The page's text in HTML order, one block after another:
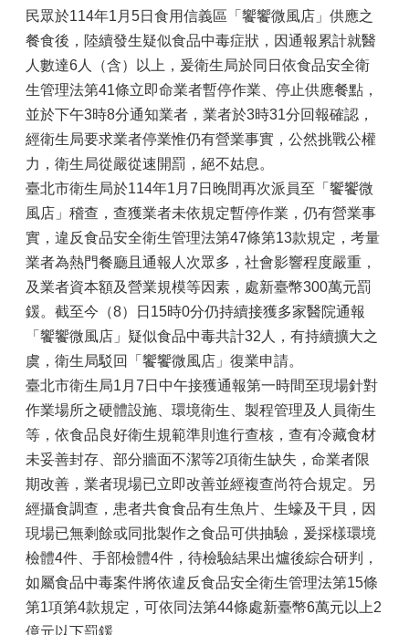
民眾於114年1月5日食用信義區「饗饗微風店」供應之
餐食後，陸續發生疑似食品中毒症狀，因通報累計就醫
人數達6人（含）以上，爰衛生局於同日依食品安全衛
生管理法第41條立即命業者暫停作業、停止供應餐點，
並於下午3時8分通知業者，業者於3時31分回報確認，
經衛生局要求業者停業惟仍有營業事實，公然挑戰公權
力，衛生局從嚴從速開罰，絕不姑息。
臺北市衛生局於114年1月7日晚間再次派員至「饗饗微
風店」稽查，查獲業者未依規定暫停作業，仍有營業事
實，違反食品安全衛生管理法第47條第13款規定，考量
業者為熱門餐廳且通報人次眾多，社會影響程度嚴重，
及業者資本額及營業規模等因素，處新臺幣300萬元罰
鍰。截至今（8）日15時0分仍持續接獲多家醫院通報
「饗饗微風店」疑似食品中毒共計32人，有持續擴大之
虞，衛生局駁回「饗饗微風店」復業申請。
臺北市衛生局1月7日中午接獲通報第一時間至現場針對
作業場所之硬體設施、環境衛生、製程管理及人員衛生
等，依食品良好衛生規範準則進行查核，查有冷藏食材
未妥善封存、部分牆面不潔等2項衛生缺失，命業者限
期改善，業者現場已立即改善並經複查尚符合規定。另
經攝食調查，患者共食食品有生魚片、生蠔及干貝，因
現場已無剩餘或同批製作之食品可供抽驗，爰採樣環境
檢體4件、手部檢體4件，待檢驗結果出爐後綜合研判，
如屬食品中毒案件將依違反食品安全衛生管理法第15條
第1項第4款規定，可依同法第44條處新臺幣6萬元以上2
億元以下罰鍰。